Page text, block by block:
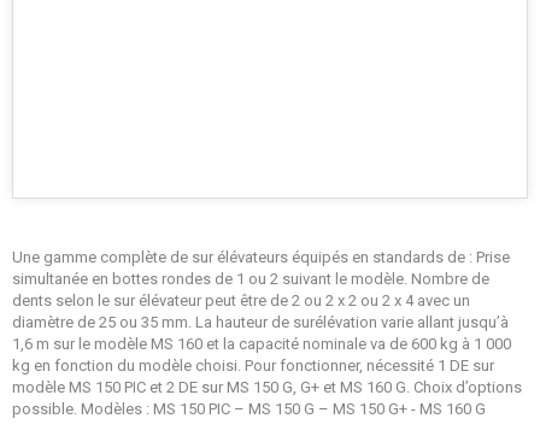
Une gamme complète de sur élévateurs équipés en standards de : Prise
simultanée en bottes rondes de 1 ou 2 suivant le modèle. Nombre de
dents selon le sur élévateur peut être de 2 ou 2 x 2 ou 2 x 4 avec un
diamètre de 25 ou 35 mm. La hauteur de surélévation varie allant jusqu’à
1,6 m sur le modèle MS 160 et la capacité nominale va de 600 kg à 1 000
kg en fonction du modèle choisi. Pour fonctionner, nécessité 1 DE sur
modèle MS 150 PIC et 2 DE sur MS 150 G, G+ et MS 160 G. Choix d’options
possible. Modèles : MS 150 PIC – MS 150 G – MS 150 G+ - MS 160 G